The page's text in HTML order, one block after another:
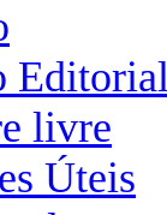
Editorial
livre
Úteis